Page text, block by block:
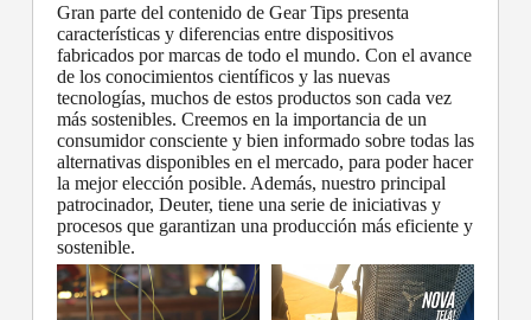
Gran parte del contenido de Gear Tips presenta
características y diferencias entre dispositivos
fabricados por marcas de todo el mundo. Con el avance
de los conocimientos científicos y las nuevas
tecnologías, muchos de estos productos son cada vez
más sostenibles. Creemos en la importancia de un
consumidor consciente y bien informado sobre todas las
alternativas disponibles en el mercado, para poder hacer
la mejor elección posible. Además, nuestro principal
patrocinador, Deuter, tiene una serie de iniciativas y
procesos que garantizan una producción más eficiente y
sostenible.